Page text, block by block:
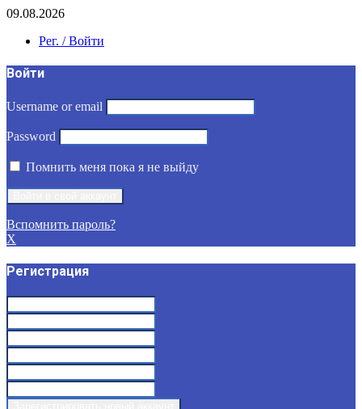
09.08.2026
Рег. / Войти
Войти
Username or email
Password
Помнить меня пока я не выйду
Вспомнить пароль?
X
Регистрация